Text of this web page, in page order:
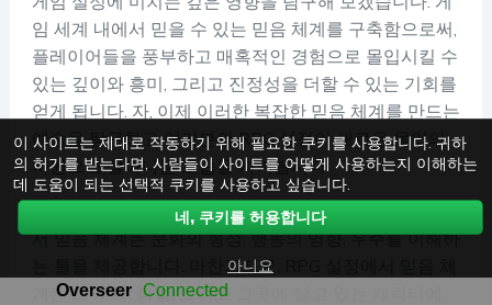
임 세계 내에서 믿을 수 있는 믿음 체계를 구축함으로써,
플레이어들을 풍부하고 매혹적인 경험으로 몰입시킬 수
있는 깊이와 흥미, 그리고 진정성을 더할 수 있는 기회를
얻게 됩니다. 자, 이제 이러한 복잡한 믿음 체계를 만드는
예술을 탐구하고 여러분의 RPG 설정이 새로운 몰입의
차원으로 살아나는 모습을 지켜봅시다!
우선, 믿음 체계의 중요성을 이해해 봅시다. 현실 세계에
서 믿음 체계는 문화의 형성, 행동의 영향, 우주를 이해하
는 틀을 제공합니다. 마찬가지로, RPG 설정에서 믿음 체
계는 그 사회, 파벌, 그리고 그곳에 살고 있는 캐릭터에
이 사이트는 제대로 작동하기 위해 필요한 쿠키를 사용합니다. 귀하
의 허가를 받는다면, 사람들이 사이트를 어떻게 사용하는지 이해하는
데 도움이 되는 선택적 쿠키를 사용하고 싶습니다.
네, 쿠키를 허용합니다
아니요